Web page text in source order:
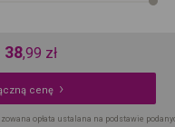
38,99 zł
cenę
opłata ustalana na podstawie